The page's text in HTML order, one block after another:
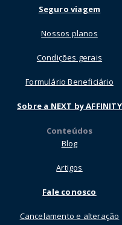
Seguro viagem
Nossos planos
Condições gerais
Formulário Beneficiário
Sobre a NEXT by AFFINITY
Conteúdos
Blog
Artigos
Fale conosco
Cancelamento e alteração